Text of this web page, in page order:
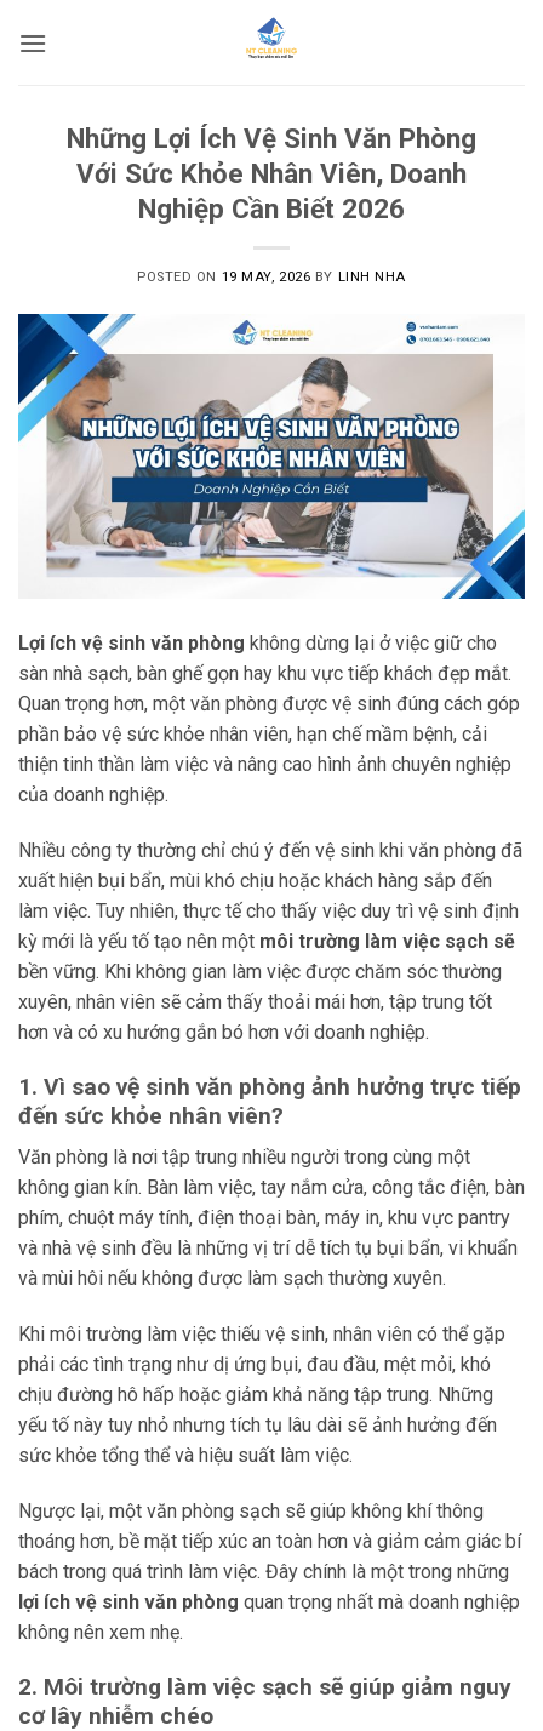
Những Lợi Ích Vệ Sinh Văn Phòng
Với Sức Khỏe Nhân Viên, Doanh
Nghiệp Cần Biết 2026
POSTED ON 19 MAY, 2026 BY LINH NHA
Lợi ích vệ sinh văn phòng không dừng lại ở việc giữ cho
sàn nhà sạch, bàn ghế gọn hay khu vực tiếp khách đẹp mắt.
Quan trọng hơn, một văn phòng được vệ sinh đúng cách góp
phần bảo vệ sức khỏe nhân viên, hạn chế mầm bệnh, cải
thiện tinh thần làm việc và nâng cao hình ảnh chuyên nghiệp
của doanh nghiệp.
Nhiều công ty thường chỉ chú ý đến vệ sinh khi văn phòng đã
xuất hiện bụi bẩn, mùi khó chịu hoặc khách hàng sắp đến
làm việc. Tuy nhiên, thực tế cho thấy việc duy trì vệ sinh định
kỳ mới là yếu tố tạo nên một môi trường làm việc sạch sẽ
bền vững. Khi không gian làm việc được chăm sóc thường
xuyên, nhân viên sẽ cảm thấy thoải mái hơn, tập trung tốt
hơn và có xu hướng gắn bó hơn với doanh nghiệp.
1. Vì sao vệ sinh văn phòng ảnh hưởng trực tiếp
đến sức khỏe nhân viên?
Văn phòng là nơi tập trung nhiều người trong cùng một
không gian kín. Bàn làm việc, tay nắm cửa, công tắc điện, bàn
phím, chuột máy tính, điện thoại bàn, máy in, khu vực pantry
và nhà vệ sinh đều là những vị trí dễ tích tụ bụi bẩn, vi khuẩn
và mùi hôi nếu không được làm sạch thường xuyên.
Khi môi trường làm việc thiếu vệ sinh, nhân viên có thể gặp
phải các tình trạng như dị ứng bụi, đau đầu, mệt mỏi, khó
chịu đường hô hấp hoặc giảm khả năng tập trung. Những
yếu tố này tuy nhỏ nhưng tích tụ lâu dài sẽ ảnh hưởng đến
sức khỏe tổng thể và hiệu suất làm việc.
Ngược lại, một văn phòng sạch sẽ giúp không khí thông
thoáng hơn, bề mặt tiếp xúc an toàn hơn và giảm cảm giác bí
bách trong quá trình làm việc. Đây chính là một trong những
lợi ích vệ sinh văn phòng quan trọng nhất mà doanh nghiệp
không nên xem nhẹ.
2. Môi trường làm việc sạch sẽ giúp giảm nguy
cơ lây nhiễm chéo